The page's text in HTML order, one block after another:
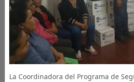
La Coordinadora del Programa de